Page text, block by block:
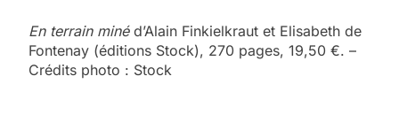
En terrain minéd’Alain Finkielkraut et Elisabeth de
Fontenay (éditions Stock), 270 pages, 19,50 €. –
Crédits photo : Stock